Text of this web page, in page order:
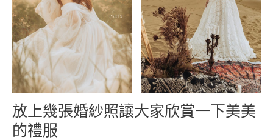
放上幾張婚紗照讓大家欣賞一下美美
的禮服